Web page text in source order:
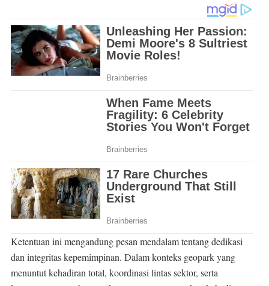
Ketentuan ini mengandung pesan mendalam tentang dedikasi
dan integritas kepemimpinan. Dalam konteks geopark yang
menuntut kehadiran total, koordinasi lintas sektor, serta